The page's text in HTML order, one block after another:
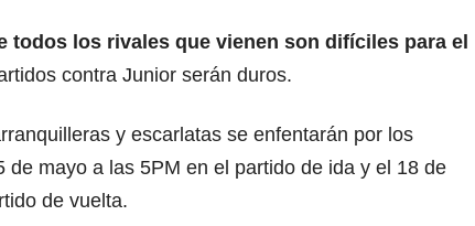
todos los rivales que vienen son difíciles para el
contra Junior serán duros.
y escarlatas se enfentarán por los
de mayo a las 5PM en el partido de ida y el 18 de
de vuelta.